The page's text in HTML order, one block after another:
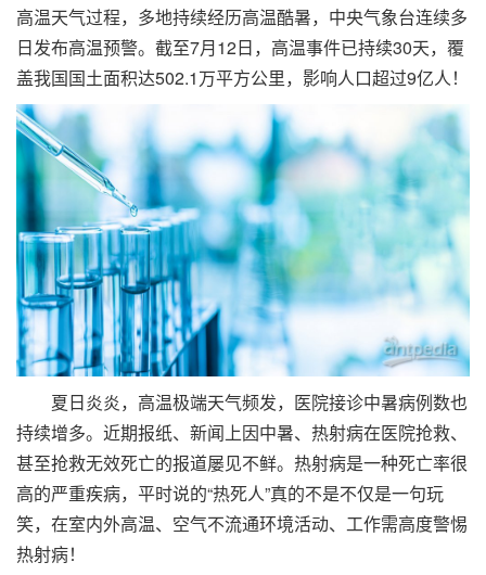
高温天气过程，多地持续经历高温酷暑，中央气象台连续多
日发布高温预警。截至7月12日，高温事件已持续30天，覆
盖我国国土面积达502.1万平方公里，影响人口超过9亿人！
夏日炎炎，高温极端天气频发，医院接诊中暑病例数也
持续增多。近期报纸、新闻上因中暑、热射病在医院抢救、
甚至抢救无效死亡的报道屡见不鲜。热射病是一种死亡率很
高的严重疾病，平时说的“热死人”真的不是不仅是一句玩
笑，在室内外高温、空气不流通环境活动、工作需高度警惕
热射病！